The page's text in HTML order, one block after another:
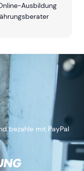
Ausbildung
bezahle mit PayPal